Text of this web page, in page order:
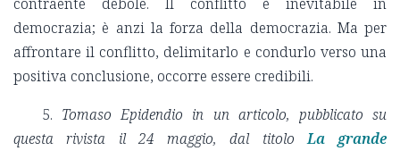
democrazia; è anzi la forza della democrazia. Ma per
affrontare il conflitto, delimitarlo e condurlo verso una
positiva conclusione, occorre essere credibili.
5. Tomaso Epidendio in un articolo, pubblicato su
questa rivista il 24 maggio, dal titoloLa grande